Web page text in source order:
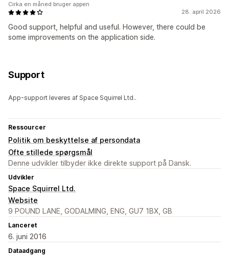
28. april 2026
Good support, helpful and useful. However, there could be
some improvements on the application side.
Cirka en måned bruger appen
Support
App-support leveres af Space Squirrel Ltd..
Ressourcer
Politik om beskyttelse af persondata
Ofte stillede spørgsmål
Denne udvikler tilbyder ikke direkte support på Dansk.
Udvikler
Space Squirrel Ltd.
Website
9 POUND LANE, GODALMING, ENG, GU7 1BX, GB
Lanceret
6. juni 2016
Dataadgang